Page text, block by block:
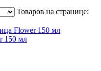
Товаров на странице:
150 мл